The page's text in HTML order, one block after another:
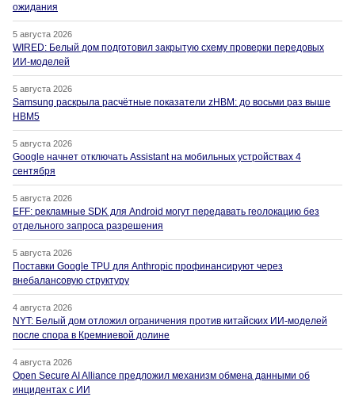
ожидания
5 августа 2026
WIRED: Белый дом подготовил закрытую схему проверки передовых
ИИ-моделей
5 августа 2026
Samsung раскрыла расчётные показатели zHBM: до восьми раз выше
HBM5
5 августа 2026
Google начнет отключать Assistant на мобильных устройствах 4
сентября
5 августа 2026
EFF: рекламные SDK для Android могут передавать геолокацию без
отдельного запроса разрешения
5 августа 2026
Поставки Google TPU для Anthropic профинансируют через
внебалансовую структуру
4 августа 2026
NYT: Белый дом отложил ограничения против китайских ИИ-моделей
после спора в Кремниевой долине
4 августа 2026
Open Secure AI Alliance предложил механизм обмена данными об
инцидентах с ИИ